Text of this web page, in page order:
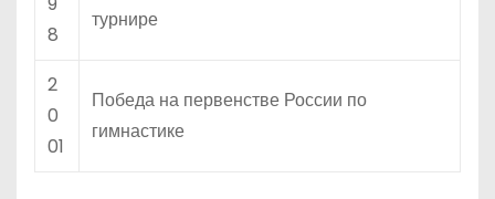
8
турнире
2
0
01
Победа на первенстве России по
гимнастике